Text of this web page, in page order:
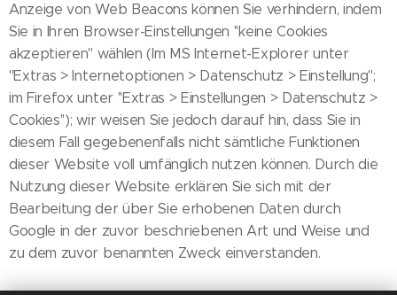
Anzeige von Web Beacons können Sie verhindern, indem
Sie in Ihren Browser-Einstellungen ''keine Cookies
akzeptieren'' wählen (Im MS Internet-Explorer unter
''Extras > Internetoptionen > Datenschutz > Einstellung'';
im Firefox unter ''Extras > Einstellungen > Datenschutz >
Cookies''); wir weisen Sie jedoch darauf hin, dass Sie in
diesem Fall gegebenenfalls nicht sämtliche Funktionen
dieser Website voll umfänglich nutzen können. Durch die
Nutzung dieser Website erklären Sie sich mit der
Bearbeitung der über Sie erhobenen Daten durch
Google in der zuvor beschriebenen Art und Weise und
zu dem zuvor benannten Zweck einverstanden.